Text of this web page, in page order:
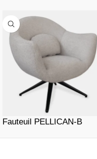
Fauteuil PELLICAN-B